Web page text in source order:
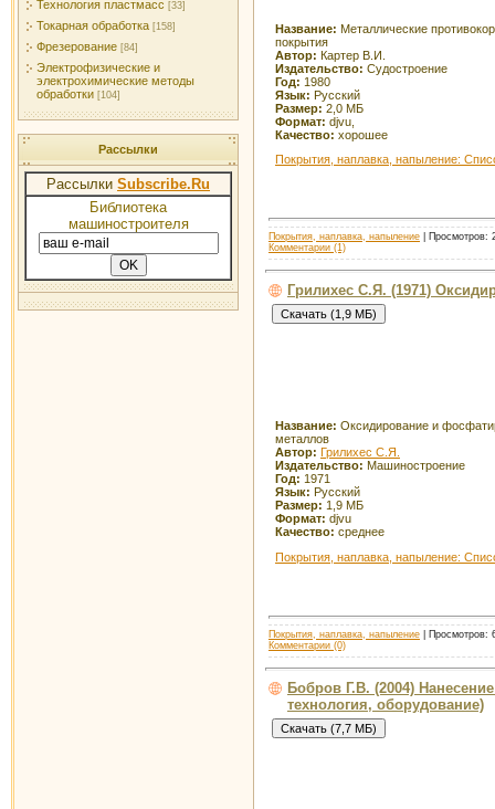
Технология пластмасс [33]
Токарная обработка [158]
Фрезерование [84]
Электрофизические и
электрохимические методы
обработки [104]
Рассылки
Рассылки Subscribe.Ru
Библиотека
машиностроителя
Название: Металлические
покрытия
Автор: Картер В.И.
Издательство: Судостроение
Год: 1980
Язык: Русский
Размер: 2,0 МБ
Формат: djvu,
Качество: хорошее
Покрытия, наплавка, напыление:
Покрытия, наплавка, напыление | Просмотров:
Комментарии (1)
Грилихес С.Я. (1971)
Название: Оксидирование и
металлов
Автор: Грилихес С.Я.
Издательство: Машиностроение
Год: 1971
Язык: Русский
Размер: 1,9 МБ
Формат: djvu
Качество: среднее
Покрытия, наплавка, напыление:
Покрытия, наплавка, напыление | Просмотров:
Комментарии (0)
Бобров Г.В. (2004)
технология, оборудование)